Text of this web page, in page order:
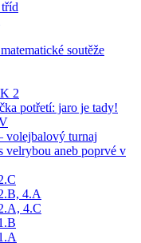
soutěže
2
potřetí: jaro je tady!
turnaj
aneb poprvé v
4.A
4.C